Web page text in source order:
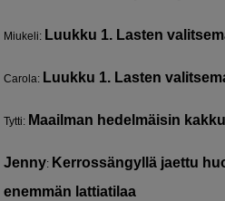
Miukeli: Luukku 1. Lasten
Carola: Luukku 1. Lasten
Tytti: Maailman hedelmäisin
Jenny: Kerrossängyllä jaettu
enemmän lattiatilaa